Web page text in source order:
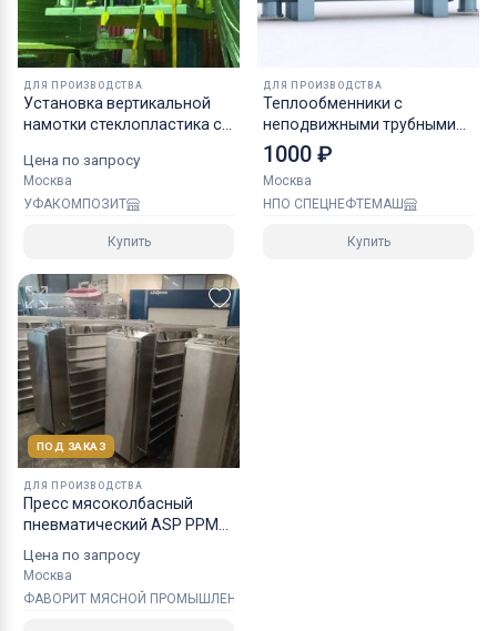
ДЛЯ ПРОИЗВОДСТВА
Установка вертикальной
намотки стеклопластика с
Цена по запросу
Москва
УФАКОМПОЗИТ
Купить
ДЛЯ ПРОИЗВОДСТВА
Теплообменники с
неподвижными трубными
решетками
1000 ₽
Москва
НПО СПЕЦНЕФТЕМАШ
Купить
ПОД ЗАКАЗ
ДЛЯ ПРОИЗВОДСТВА
Пресс мясоколбасный
пневматический ASP PPMK
Цена по запросу
Москва
ФАВОРИТ МЯСНОЙ ПРОМЫШЛЕННОСТИ